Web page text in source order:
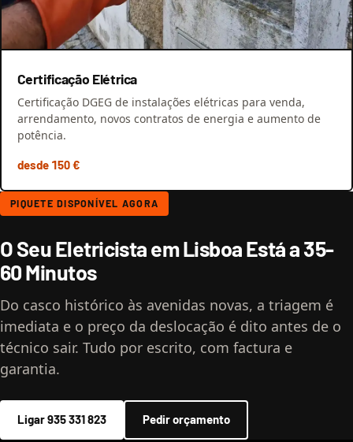
Certificação Elétrica
Certificação DGEG de instalações elétricas para venda,
arrendamento, novos contratos de energia e aumento de
potência.
desde 150 €
PIQUETE DISPONÍVEL AGORA
O Seu Eletricista em Lisboa Está a 35-
60 Minutos
Do casco histórico às avenidas novas, a triagem é
imediata e o preço da deslocação é dito antes de o
técnico sair. Tudo por escrito, com factura e
garantia.
Ligar 935 331 823 Pedir orçamento